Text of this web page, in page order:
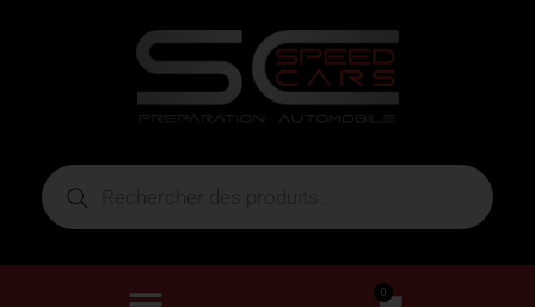
0